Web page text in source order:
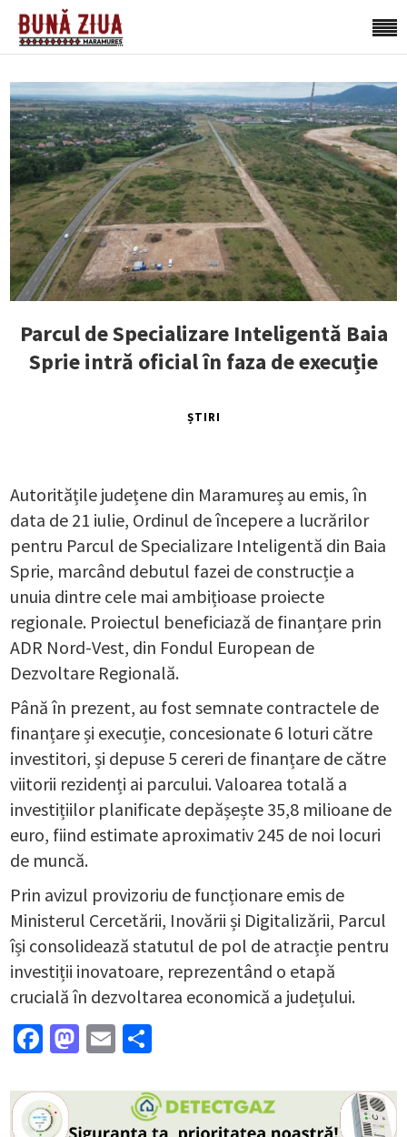
Parcul de Specializare Inteligentă Baia
Sprie intră oficial în faza de execuție
ȘTIRI
Autoritățile județene din Maramureș au emis, în
data de 21 iulie, Ordinul de începere a lucrărilor
pentru Parcul de Specializare Inteligentă din Baia
Sprie, marcând debutul fazei de construcție a
unuia dintre cele mai ambițioase proiecte
regionale. Proiectul beneficiază de finanțare prin
ADR Nord-Vest, din Fondul European de
Dezvoltare Regională.
Până în prezent, au fost semnate contractele de
finanțare și execuție, concesionate 6 loturi către
investitori, și depuse 5 cereri de finanțare de către
viitorii rezidenți ai parcului. Valoarea totală a
investițiilor planificate depășește 35,8 milioane de
euro, fiind estimate aproximativ 245 de noi locuri
de muncă.
Prin avizul provizoriu de funcționare emis de
Ministerul Cercetării, Inovării și Digitalizării, Parcul
își consolidează statutul de pol de atracție pentru
investiții inovatoare, reprezentând o etapă
crucială în dezvoltarea economică a județului.
Facebook
Mastodon
Email